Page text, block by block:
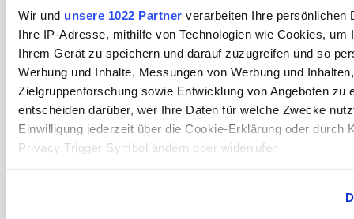
Wir und unsere 1022 Partner verarbeiten Ihre persönlichen
Ihre IP-Adresse, mithilfe von Technologien wie Cookies, um
Ihrem Gerät zu speichern und darauf zuzugreifen und so
Werbung und Inhalte, Messungen von Werbung und Inhalten,
Zielgruppenforschung sowie Entwicklung von Angeboten zu
entscheiden darüber, wer Ihre Daten für welche Zwecke
Einwilligung jederzeit über die Cookie-Erklärung oder durch
Privacy Trigger Symbol ändern oder widerrufen
Website
dementspreche
nd formatiert zu
werden.
_pk_id#
www.ev
a-
alzenau.
Erfasst
Statistiken über
Besuche des
1 Jahr HT
TP-